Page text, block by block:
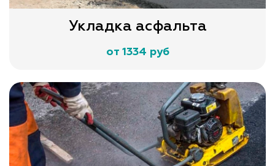
Укладка асфальта
от 1334 руб